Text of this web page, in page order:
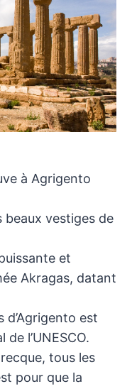
à Agrigento
beaux vestiges de
et
Akragas, datant
d’Agrigento est
l’UNESCO.
tous les
pour que la